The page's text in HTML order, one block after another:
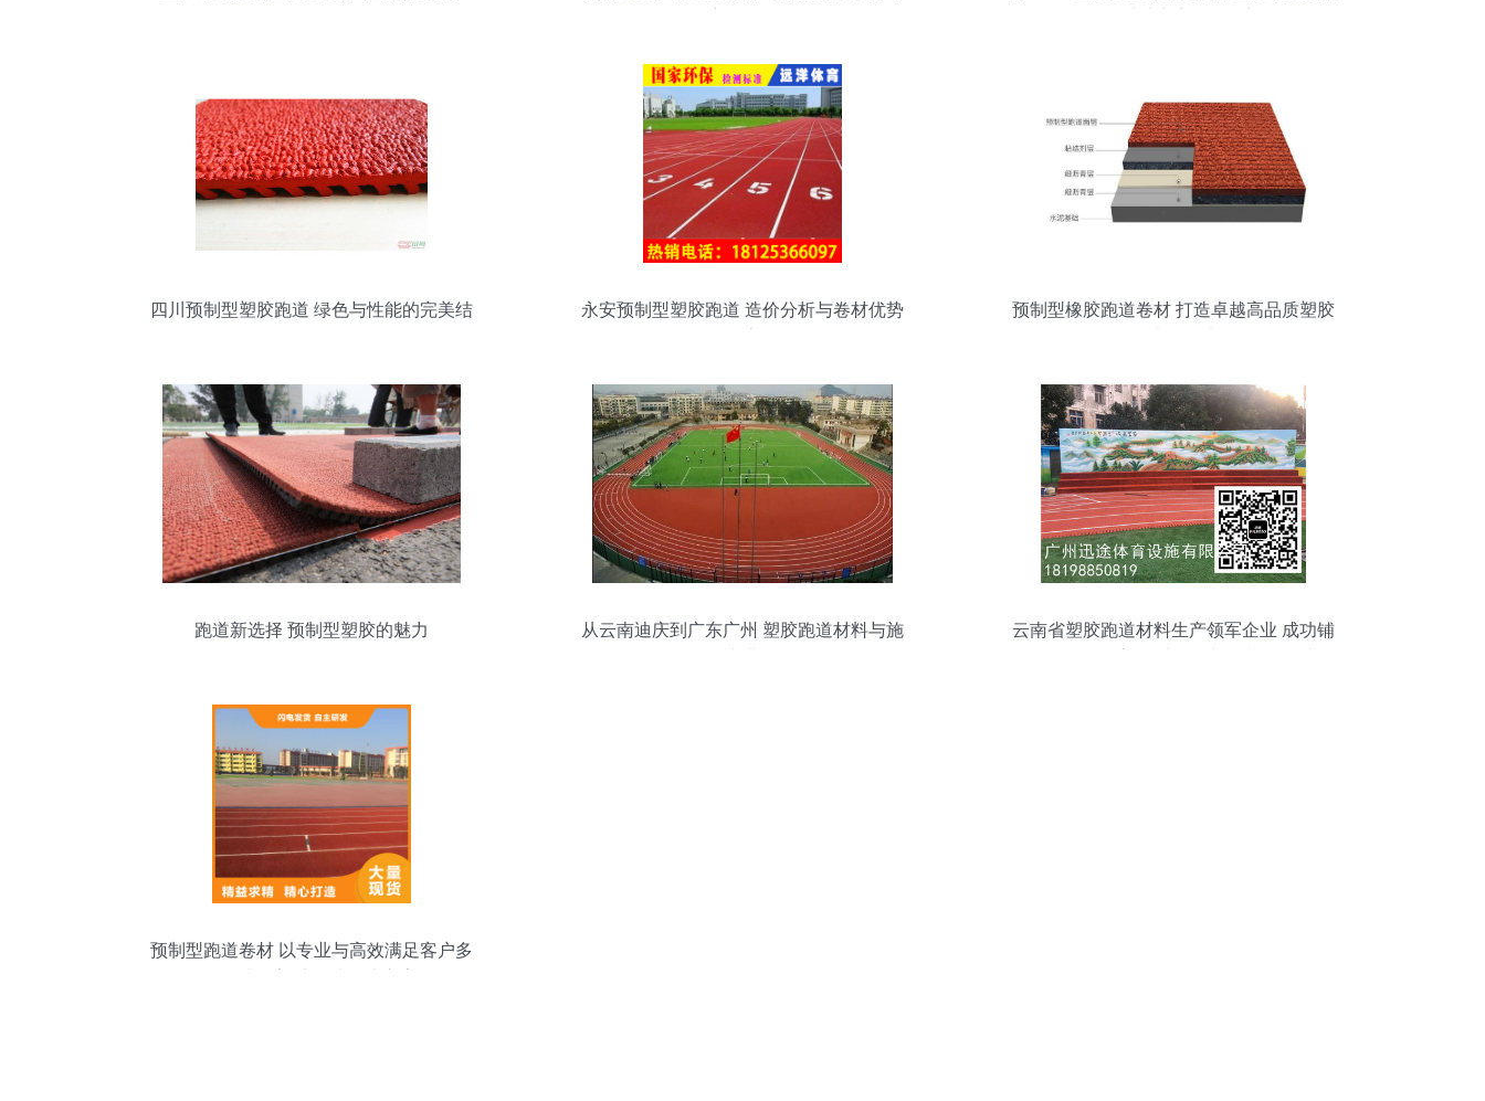
四川预制型塑胶跑道 绿色与性能的完美结
永安预制型塑胶跑道 造价分析与卷材优势
预制型橡胶跑道卷材 打造卓越高品质塑胶
跑道新选择 预制型塑胶的魅力
从云南迪庆到广东广州 塑胶跑道材料与施
云南省塑胶跑道材料生产领军企业 成功铺
预制型跑道卷材 以专业与高效满足客户多